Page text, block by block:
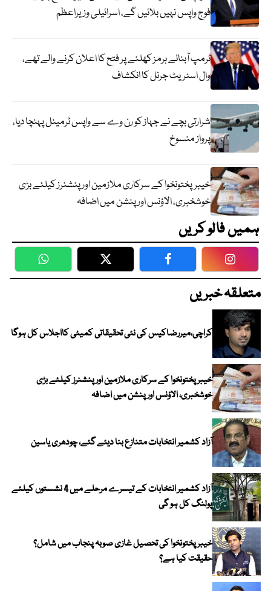
فوج واپس نہیں بلائیں گے، اسرائیلی وزیراعظم
ٹرمپ آبنائے ہرمز کھلنے پر فتح کا اعلان کرنے والے تھے،
وال اسٹریٹ جرنل کا انکشاف
شرارتی بچے نے جہاز کو رن وے سے واپس ٹرمینل پہنچا دیا،
پرواز منسوخ
خیبرپختونخوا کے سرکاری ملازمین اور پنشنرز کیلئے بڑی
خوشخبری، الاؤنس اور پنشن میں اضافہ
ہمیں فالو کریں
WhatsApp Twitter Facebook
متعلقہ خبریں
کراچی،میررضاکیس کی نئی تحقیقاتی کمیٹی کااجلاس کل ہوگا
خیبرپختونخوا کے سرکاری ملازمین اور پنشنرز کیلئے بڑی
خوشخبری، الاؤنس اور پنشن میں اضافہ
آزاد کشمیر انتخابات متنازع بنا دیئے گئے، چودھری یاسین
آزاد کشمیر انتخابات کے تیسرے مرحلے میں 4 نشستوں کیلئے
پولنگ کل ہو گی
خیبر پختونخوا کی تحصیل غازی صوبہ پنجاب میں شامل؟
حقیقت کیا ہے؟